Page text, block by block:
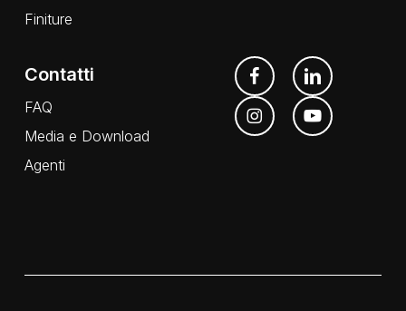
Finiture
Contatti
FAQ
Media e Download
Agenti